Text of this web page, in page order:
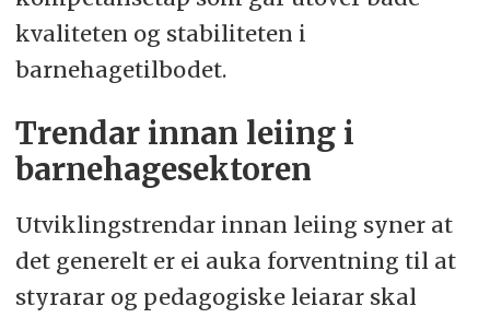
kvaliteten og stabiliteten i
barnehagetilbodet.
Trendar innan leiing i
barnehagesektoren
Utviklingstrendar innan leiing syner at
det generelt er ei auka forventning til at
styrarar og pedagogiske leiarar skal